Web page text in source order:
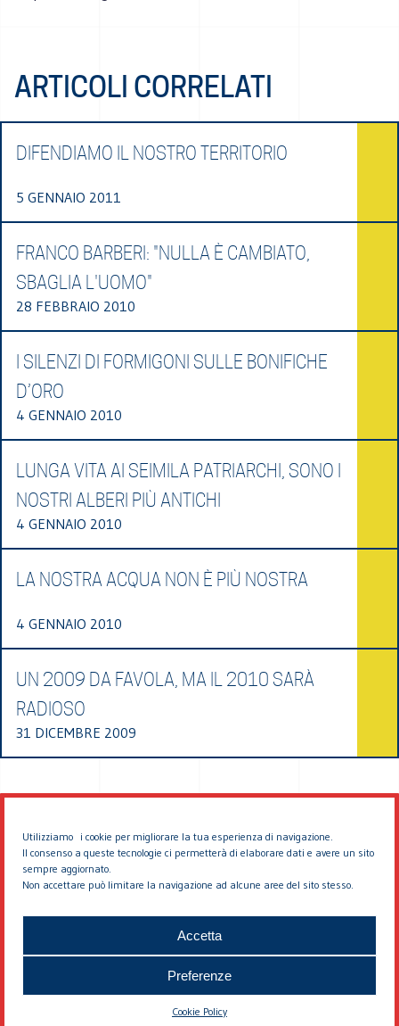
Utilizziamo i cookie per migliorare la tua esperienza di navigazione.
Il consenso a queste tecnologie ci permetterà di elaborare dati e avere un sito
sempre aggiornato.
Non accettare può limitare la navigazione ad alcune aree del sito stesso.
Accetta
Preferenze
Cookie Policy
ARTICOLI CORRELATI
DIFENDIAMO IL NOSTRO TERRITORIO
5 GENNAIO 2011
FRANCO BARBERI: "NULLA È CAMBIATO,
SBAGLIA L'UOMO"
28 FEBBRAIO 2010
I SILENZI DI FORMIGONI SULLE BONIFICHE
D’ORO
4 GENNAIO 2010
LUNGA VITA AI SEIMILA PATRIARCHI, SONO I
NOSTRI ALBERI PIÙ ANTICHI
4 GENNAIO 2010
LA NOSTRA ACQUA NON È PIÙ NOSTRA
4 GENNAIO 2010
UN 2009 DA FAVOLA, MA IL 2010 SARÀ
RADIOSO
31 DICEMBRE 2009
© 2026 EDDYBURG